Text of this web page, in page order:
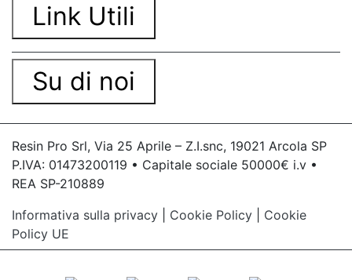
Link Utili
Su di noi
Resin Pro Srl, Via 25 Aprile – Z.I.snc, 19021 Arcola SP
P.IVA: 01473200119 • Capitale sociale 50000€ i.v •
REA SP-210889
Informativa sulla privacy
Cookie Policy
Cookie
Policy UE